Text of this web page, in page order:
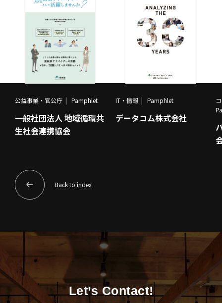
公益事業・官公庁 Pamphlet
一般社団法人 地域循環共
生社会連携協会
IT・情報 Pamphlet
データコム株式会社
Back to index
Let’s Contact!